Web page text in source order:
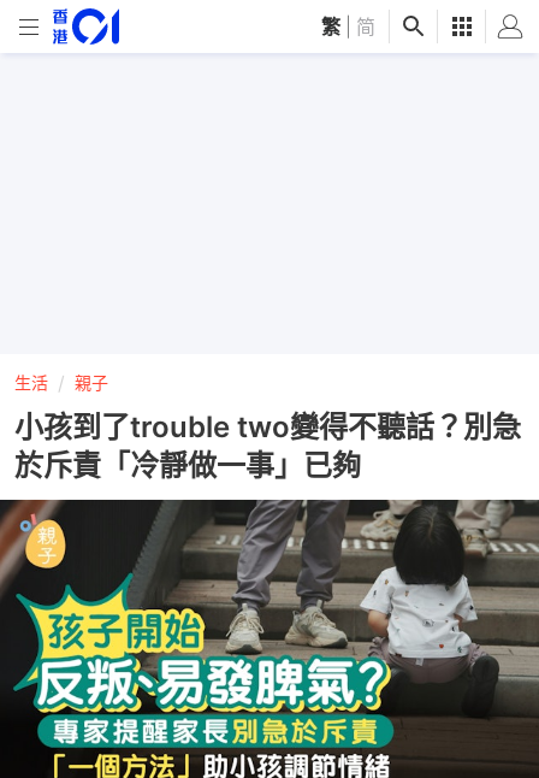
繁 简
生活 親子
小孩到了trouble two變得不聽話？別急
於斥責「冷靜做一事」已夠